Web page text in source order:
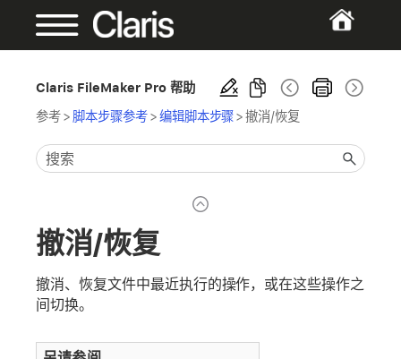
Claris FileMaker Pro 帮助
参考> 脚本步骤参考>编辑脚本步骤> 撤消/恢复
撤消/恢复
撤消、恢复文件中最近执行的操作，或在这些操作之
间切换。